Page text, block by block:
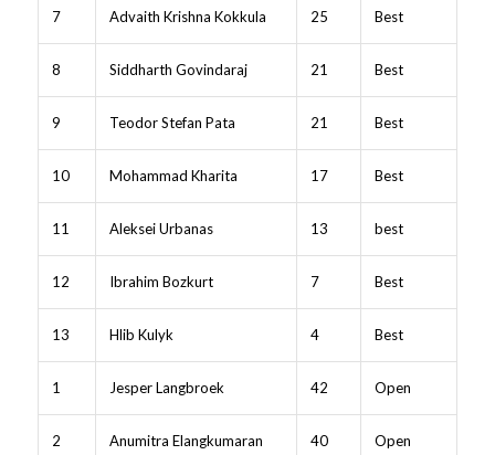
7 Advaith Krishna Kokkula 25 Best
8 Siddharth Govindaraj 21 Best
9 Teodor Stefan Pata 21 Best
10 Mohammad Kharita 17 Best
11 Aleksei Urbanas 13 best
12 Ibrahim Bozkurt 7 Best
13 Hlib Kulyk 4 Best
1 Jesper Langbroek 42 Open
2 Anumitra Elangkumaran 40 Open